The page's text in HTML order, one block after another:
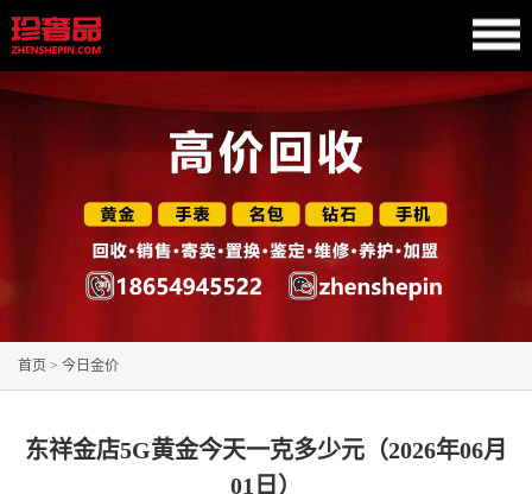
首页 > 今日金价
东祥金店5G黄金今天一克多少元（2026年06月
01日）